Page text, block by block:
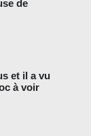
de
et il a vu
à voir